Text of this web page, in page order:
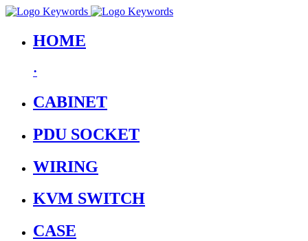
HOME
·
CABINET
PDU SOCKET
WIRING
KVM SWITCH
CASE